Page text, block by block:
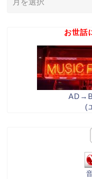
お世話
(